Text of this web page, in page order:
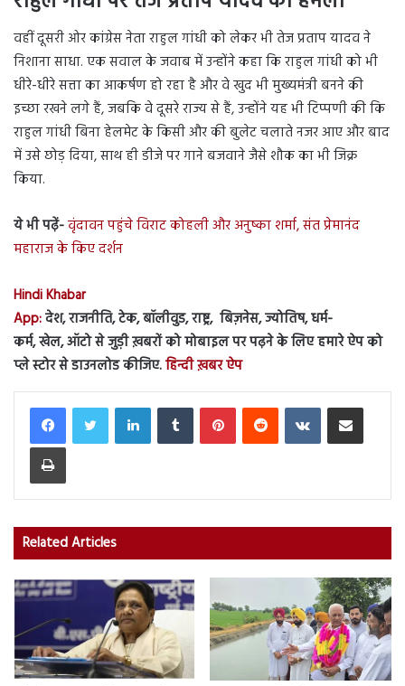
वहीं दूसरी ओर कांग्रेस नेता राहुल गांधी को लेकर भी तेज प्रताप यादव ने
निशाना साधा. एक सवाल के जवाब में उन्होंने कहा कि राहुल गांधी को भी
धीरे-धीरे सत्ता का आकर्षण हो रहा है और वे खुद भी मुख्यमंत्री बनने की
इच्छा रखने लगे हैं, जबकि वे दूसरे राज्य से हैं, उन्होंने यह भी टिप्पणी की कि
राहुल गांधी बिना हेलमेट के किसी और की बुलेट चलाते नजर आए और बाद
में उसे छोड़ दिया, साथ ही डीजे पर गाने बजवाने जैसे शौक का भी जिक्र
किया.
ये भी पढ़ें-वृंदावन पहुंचे विराट कोहली और अनुष्का शर्मा, संत प्रेमानंद
महाराज के किए दर्शन
Hindi Khabar
App:देश, राजनीति, टेक, बॉलीवुड, राष्ट्र, बिज़नेस, ज्योतिष, धर्म-
कर्म, खेल, ऑटो से जुड़ी ख़बरों को मोबाइल पर पढ़ने के लिए हमारे ऐप को
प्ले स्टोर से डाउनलोड कीजिए.हिन्दी ख़बर ऐप
LinkedInTumblr PinterestReddit VKontakteShare via Email
Print
Related Articles